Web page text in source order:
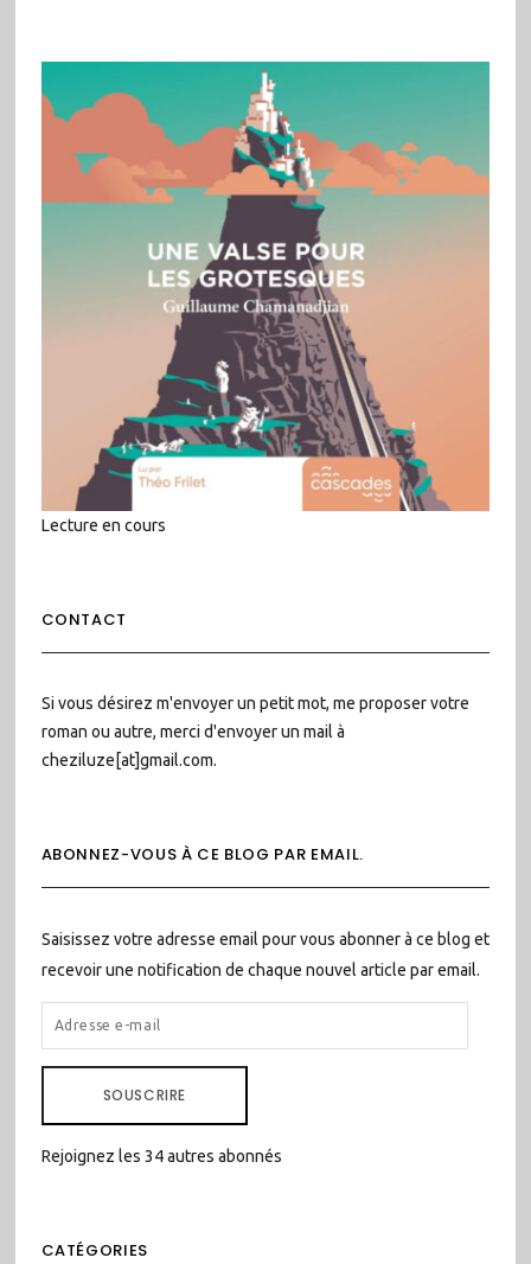
Lecture en cours
CONTACT
Si vous désirez m'envoyer un petit mot, me proposer votre
roman ou autre, merci d'envoyer un mail à
cheziluze[at]gmail.com.
ABONNEZ-VOUS À CE BLOG PAR EMAIL.
Saisissez votre adresse email pour vous abonner à ce blog et
recevoir une notification de chaque nouvel article par email.
ADRESSE
E-
SOUSCRIRE
Rejoignez les 34 autres abonnés
CATÉGORIES